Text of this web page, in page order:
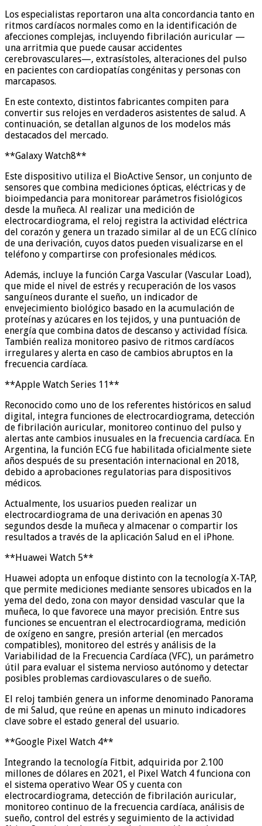
Los especialistas reportaron una alta concordancia tanto en
ritmos cardíacos normales como en la identificación de
afecciones complejas, incluyendo fibrilación auricular —
una arritmia que puede causar accidentes
cerebrovasculares—, extrasístoles, alteraciones del pulso
en pacientes con cardiopatías congénitas y personas con
marcapasos.
En este contexto, distintos fabricantes compiten para
convertir sus relojes en verdaderos asistentes de salud. A
continuación, se detallan algunos de los modelos más
destacados del mercado.
**Galaxy Watch8**
Este dispositivo utiliza el BioActive Sensor, un conjunto de
sensores que combina mediciones ópticas, eléctricas y de
bioimpedancia para monitorear parámetros fisiológicos
desde la muñeca. Al realizar una medición de
electrocardiograma, el reloj registra la actividad eléctrica
del corazón y genera un trazado similar al de un ECG clínico
de una derivación, cuyos datos pueden visualizarse en el
teléfono y compartirse con profesionales médicos.
Además, incluye la función Carga Vascular (Vascular Load),
que mide el nivel de estrés y recuperación de los vasos
sanguíneos durante el sueño, un indicador de
envejecimiento biológico basado en la acumulación de
proteínas y azúcares en los tejidos, y una puntuación de
energía que combina datos de descanso y actividad física.
También realiza monitoreo pasivo de ritmos cardíacos
irregulares y alerta en caso de cambios abruptos en la
frecuencia cardíaca.
**Apple Watch Series 11**
Reconocido como uno de los referentes históricos en salud
digital, integra funciones de electrocardiograma, detección
de fibrilación auricular, monitoreo continuo del pulso y
alertas ante cambios inusuales en la frecuencia cardíaca. En
Argentina, la función ECG fue habilitada oficialmente siete
años después de su presentación internacional en 2018,
debido a aprobaciones regulatorias para dispositivos
médicos.
Actualmente, los usuarios pueden realizar un
electrocardiograma de una derivación en apenas 30
segundos desde la muñeca y almacenar o compartir los
resultados a través de la aplicación Salud en el iPhone.
**Huawei Watch 5**
Huawei adopta un enfoque distinto con la tecnología X-TAP,
que permite mediciones mediante sensores ubicados en la
yema del dedo, zona con mayor densidad vascular que la
muñeca, lo que favorece una mayor precisión. Entre sus
funciones se encuentran el electrocardiograma, medición
de oxígeno en sangre, presión arterial (en mercados
compatibles), monitoreo del estrés y análisis de la
Variabilidad de la Frecuencia Cardíaca (VFC), un parámetro
útil para evaluar el sistema nervioso autónomo y detectar
posibles problemas cardiovasculares o de sueño.
El reloj también genera un informe denominado Panorama
de mi Salud, que reúne en apenas un minuto indicadores
clave sobre el estado general del usuario.
**Google Pixel Watch 4**
Integrando la tecnología Fitbit, adquirida por 2.100
millones de dólares en 2021, el Pixel Watch 4 funciona con
el sistema operativo Wear OS y cuenta con
electrocardiograma, detección de fibrilación auricular,
monitoreo continuo de la frecuencia cardíaca, análisis de
sueño, control del estrés y seguimiento de la actividad